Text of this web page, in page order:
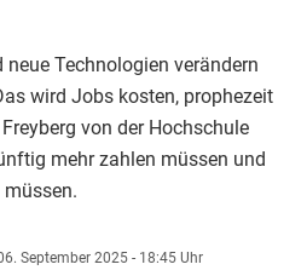
Technologien verändern
wird Jobs kosten, prophezeit
von der Hochschule
mehr zahlen müssen und
September 2025 - 18:45 Uhr